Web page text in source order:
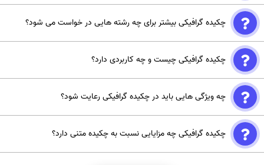
فقط کافی هست نام مجله و فایل مقاله را برای ما ارسال فرمایید.
چکیده گرافیکی بیشتر برای چه رشته هایی در خواست می شود؟
در سال های اخیر اکثر مجلات این درخواست را داشته اند؛ خصوصاً برای
رشته های علوم پایه و مهندسی.
چکیده گرافیکی چیست و چه کاربردی دارد؟
چکیده گرافیکی یک تصویر یا نمودار خلاصه کننده محتوای اصلی یک مقاله یا
پژوهش است. هدف آن ارائه سریع و بصری اطلاعات کلیدی برای جلب توجه
خوانندگان و تسهیل درک محتوا است.
چه ویژگی هایی باید در چکیده گرافیکی رعایت شود؟
طراحی ساده، خوانا و زیبا با استفاده از رنگ ها، تصاویر و نمودارهای مناسب
انتقال اطلاعات مهم و کلیدی در یک نگاه به صورت خلاصه و مفهومی
هماهنگی با متن اصلی مقاله و پوشش دادن موضوعات اصلی
چکیده گرافیکی چه مزایایی نسبت به چکیده متنی دارد؟